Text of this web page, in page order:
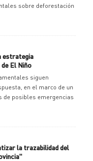
sobre deforestación
estrategia
El Niño
siguen
en el marco de un
de posibles emergencias
la trazabilidad del